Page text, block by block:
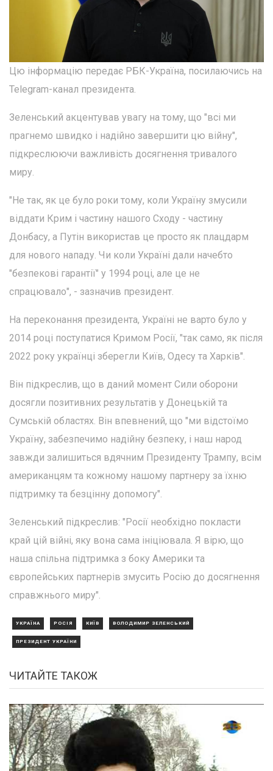
Цю інформацію передає РБК-Україна, посилаючись на
Telegram-канал президента.
Зеленський акцентував увагу на тому, що "всі ми
прагнемо швидко і надійно завершити цю війну",
підкреслюючи важливість досягнення тривалого
миру.
"Не так, як це було роки тому, коли Україну змусили
віддати Крим і частину нашого Сходу - частину
Донбасу, а Путін використав це просто як плацдарм
для нового нападу. Чи коли Україні дали начебто
"безпекові гарантії" у 1994 році, але це не
спрацювало", - зазначив президент.
На переконання президента, Україні не варто було у
2014 році поступатися Кримом Росії, "так само, як після
2022 року українці зберегли Київ, Одесу та Харків".
Він підкреслив, що в даний момент Сили оборони
досягли позитивних результатів у Донецькій та
Сумській областях. Він впевнений, що "ми відстоїмо
Україну, забезпечимо надійну безпеку, і наш народ
завжди залишиться вдячним Президенту Трампу, всім
американцям та кожному нашому партнеру за їхню
підтримку та безцінну допомогу".
Зеленський підкреслив: "Росії необхідно покласти
край цій війні, яку вона сама ініціювала. Я вірю, що
наша спільна підтримка з боку Америки та
європейських партнерів змусить Росію до досягнення
справжнього миру".
УКРАЇНА РОСІЯ КИЇВ ВОЛОДИМИР ЗЕЛЕНСЬКИЙ
ПРЕЗИДЕНТ УКРАЇНИ
ЧИТАЙТЕ ТАКОЖ